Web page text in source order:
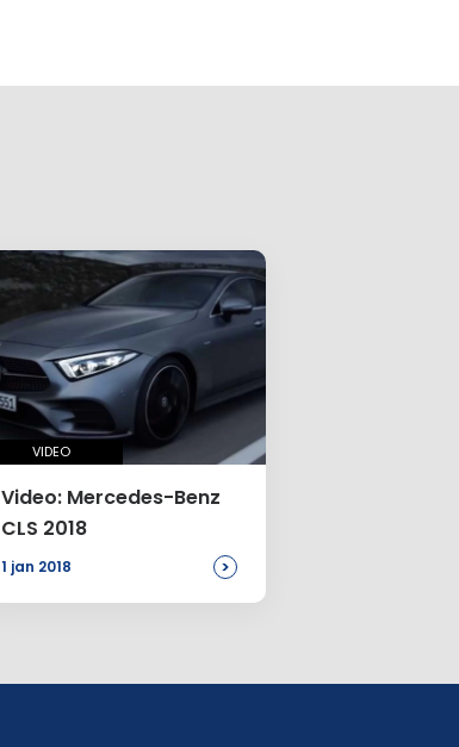
VIDEO
Video: Mercedes-Benz
CLS 2018
1 jan 2018 >